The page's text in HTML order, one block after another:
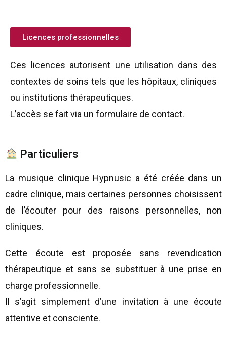
Licences professionnelles
Ces licences autorisent une utilisation dans des
contextes de soins tels que les hôpitaux, cliniques
ou institutions thérapeutiques.
L’accès se fait via un formulaire de contact.
Particuliers
La musique clinique Hypnusic a été créée dans un
cadre clinique, mais certaines personnes choisissent
de l’écouter pour des raisons personnelles, non
cliniques.
Cette écoute est proposée sans revendication
thérapeutique et sans se substituer à une prise en
charge professionnelle.
Il s’agit simplement d’une invitation à une écoute
attentive et consciente.